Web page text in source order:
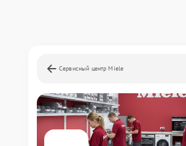
Сервисный центр Miele